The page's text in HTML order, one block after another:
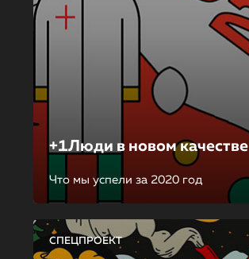
+1Люди в новом качестве
Что мы успели за 2020 год
СПЕЦПРОЕКТ